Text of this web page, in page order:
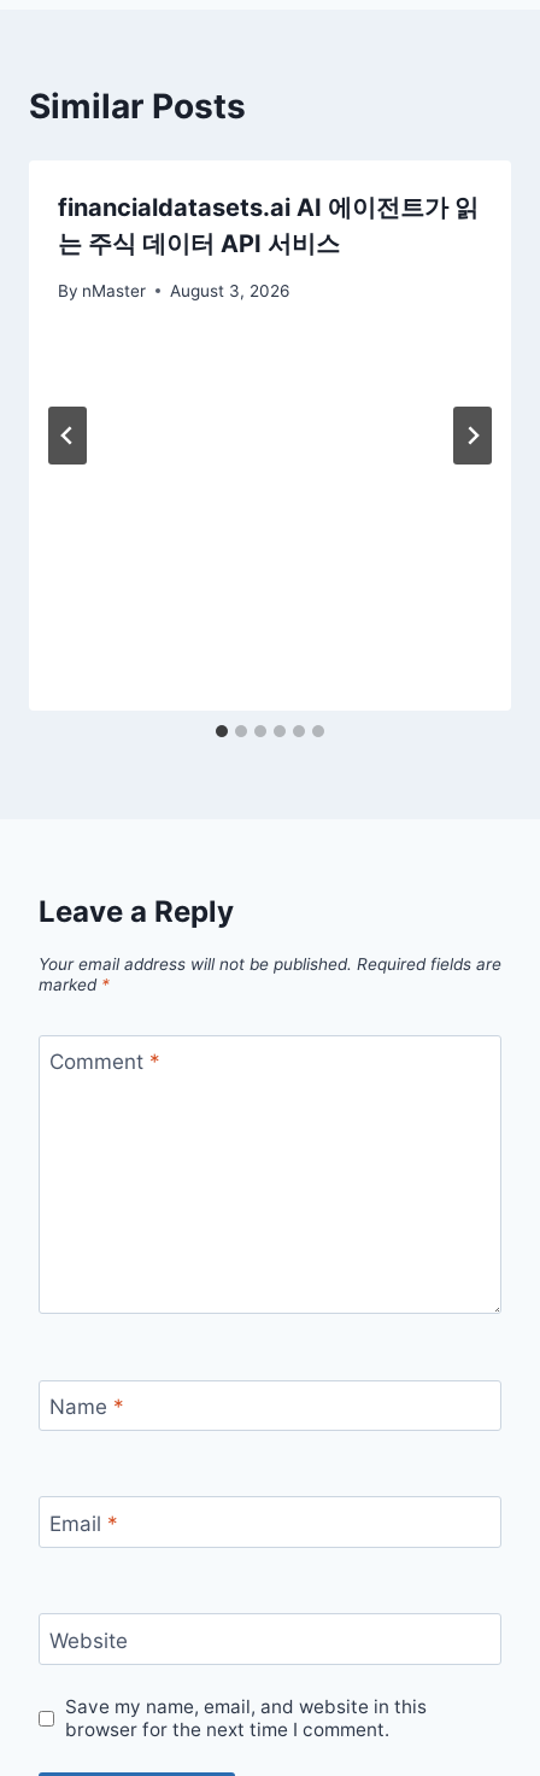
Similar Posts
financialdatasets.ai AI 에이전트가 읽
는 주식 데이터 API 서비스
By nMaster August 3, 2026
Leave a Reply
Your email address will not be published. Required fields are
marked *
Comment *
Name *
Email *
Website
Save my name, email, and website in this
browser for the next time I comment.